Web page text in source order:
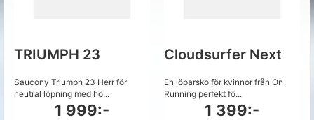
TRIUMPH 23
Saucony Triumph 23 Herr för
neutral löpning med hö...
1 999:-
Cloudsurfer Next
En löparsko för kvinnor från On
Running perfekt fö...
1 399:-